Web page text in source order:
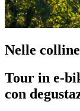
Nelle
Tour in e-
con